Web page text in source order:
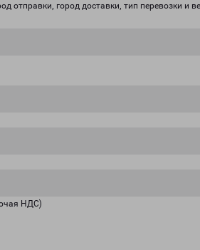
отправки, город доставки, тип перевозки и
НДС)